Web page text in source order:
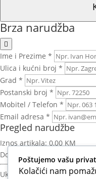
Brza narudžba
Ime i Prezime *
Ulica i kućni broj *
Grad *
Postanski broj *
Mobitel / Telefon *
Email adresa *
Pregled narudžbe
Iznos artikala: 0,00 KM
Dostava:
Izračun nakon
Ukupno za platiti: 0,00 KM
Poštujemo vašu
Kolačići nam